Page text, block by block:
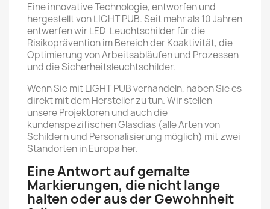
Eine innovative Technologie, entworfen und
hergestellt von LIGHT PUB. Seit mehr als 10 Jahren
entwerfen wir LED-Leuchtschilder für die
Risikoprävention im Bereich der Koaktivität, die
Optimierung von Arbeitsabläufen und Prozessen
und die Sicherheitsleuchtschilder.
Wenn Sie mit LIGHT PUB verhandeln, haben Sie es
direkt mit dem Hersteller zu tun. Wir stellen
unsere Projektoren und auch die
kundenspezifischen Glasdias (alle Arten von
Schildern und Personalisierung möglich) mit zwei
Standorten in Europa her.
Eine Antwort auf gemalte
Markierungen, die nicht lange
halten oder aus der Gewohnheit